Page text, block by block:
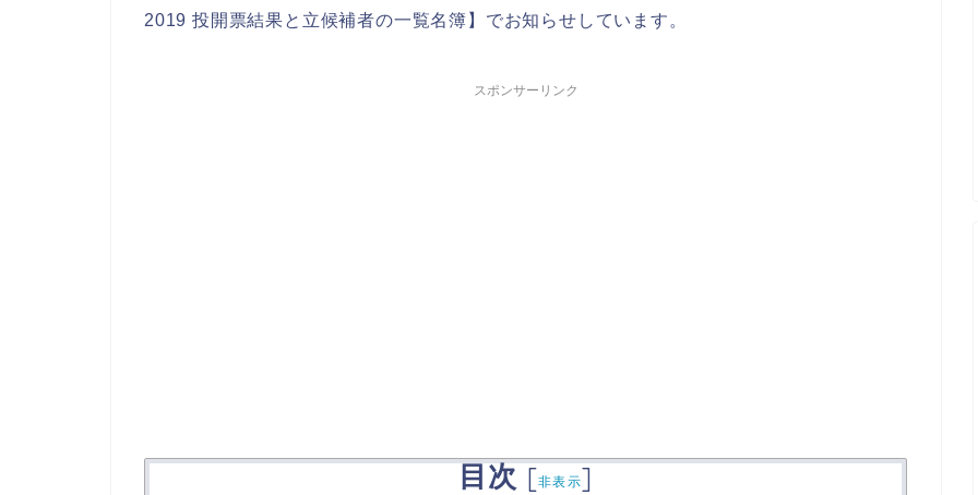
2019 投開票結果と立候補者の一覧名簿】でお知らせしています。
スポンサーリンク
目次 [非表示]